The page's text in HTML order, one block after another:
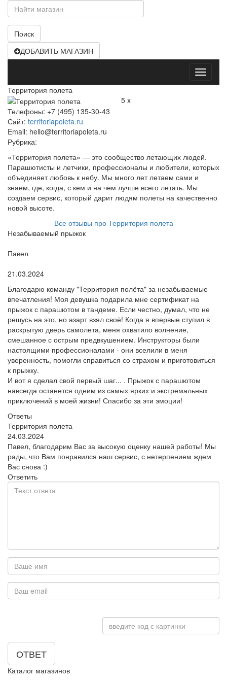
Поиск
ДОБАВИТЬ МАГАЗИН
Открыть
меню
Территория полета
5 x
Телефоны: +7 (495) 135-30-43
Сайт: territoriapoleta.ru
Email: hello@territoriapoleta.ru
Рубрика:
«Территория полета» — это сообщество летающих людей.
Парашютисты и летчики, профессионалы и любители, которых
объединяет любовь к небу. Мы много лет летаем сами и
знаем, где, когда, с кем и на чем лучше всего летать. Мы
создаем сервис, который дарит людям полеты на качественно
новой высоте.
Все отзывы про Территория полета
Незабываемый прыжок
Павел
21.03.2024
Благодарю команду "Территория полёта" за незабываемые
впечатления! Моя девушка подарила мне сертификат на
прыжок с парашютом в тандеме. Если честно, думал, что не
решусь на это, но азарт взял своё! Когда я впервые ступил в
раскрытую дверь самолета, меня охватило волнение,
смешанное с острым предвкушением. Инструкторы были
настоящими профессионалами - они вселили в меня
уверенность, помогли справиться со страхом и приготовиться
к прыжку.
И вот я сделал свой первый шаг... . Прыжок с парашютом
навсегда останется одним из самых ярких и экстремальных
приключений в моей жизни! Спасибо за эти эмоции!
Ответы
Территория полета
24.03.2024
Павел, благодарим Вас за высокую оценку нашей работы! Мы
рады, что Вам понравился наш сервис, с нетерпением ждем
Вас снова :)
Ответить
ОТВЕТ
Каталог магазинов